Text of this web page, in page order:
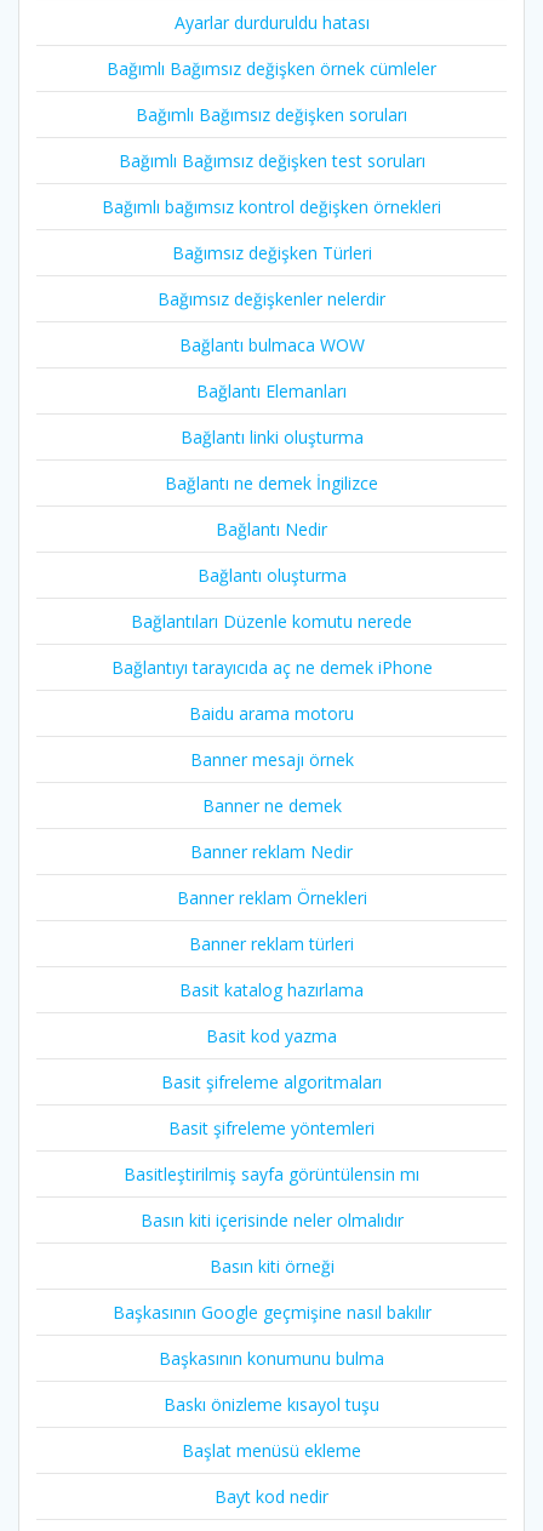
Ayarlar durduruldu hatası
Bağımlı Bağımsız değişken örnek cümleler
Bağımlı Bağımsız değişken soruları
Bağımlı Bağımsız değişken test soruları
Bağımlı bağımsız kontrol değişken örnekleri
Bağımsız değişken Türleri
Bağımsız değişkenler nelerdir
Bağlantı bulmaca WOW
Bağlantı Elemanları
Bağlantı linki oluşturma
Bağlantı ne demek İngilizce
Bağlantı Nedir
Bağlantı oluşturma
Bağlantıları Düzenle komutu nerede
Bağlantıyı tarayıcıda aç ne demek iPhone
Baidu arama motoru
Banner mesajı örnek
Banner ne demek
Banner reklam Nedir
Banner reklam Örnekleri
Banner reklam türleri
Basit katalog hazırlama
Basit kod yazma
Basit şifreleme algoritmaları
Basit şifreleme yöntemleri
Basitleştirilmiş sayfa görüntülensin mı
Basın kiti içerisinde neler olmalıdır
Basın kiti örneği
Başkasının Google geçmişine nasıl bakılır
Başkasının konumunu bulma
Baskı önizleme kısayol tuşu
Başlat menüsü ekleme
Bayt kod nedir